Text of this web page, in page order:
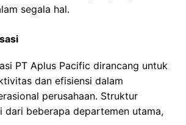
segala hal.
PT Aplus Pacific dirancang untuk
dan efisiensi dalam
perusahaan. Struktur
dari beberapa departemen utama,